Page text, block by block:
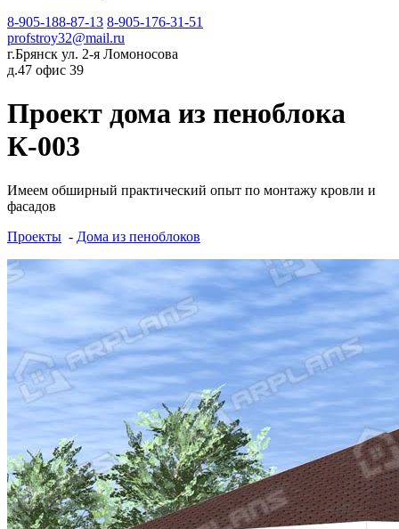
8-905-188-87-13 8-905-176-31-51
profstroy32@mail.ru
г.Брянск ул. 2-я Ломоносова
д.47 офис 39
Проект дома из пеноблока
К-003
Имеем обширный практический опыт по монтажу кровли и
фасадов
Проекты - Дома из пеноблоков